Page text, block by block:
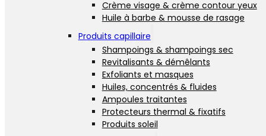
Crème visage & crème contour yeux
Huile à barbe & mousse de rasage
Produits capillaire
Shampoings & shampoings sec
Revitalisants & démêlants
Exfoliants et masques
Huiles, concentrés & fluides
Ampoules traitantes
Protecteurs thermal & fixatifs
Produits soleil